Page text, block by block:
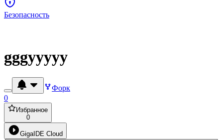
Безопасность
gggyyyyy
Форк
0
Избранное
0
GigaIDE Cloud